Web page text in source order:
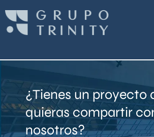
contenido
¿Tienes un proyecto
quieras compartir
nosotros?